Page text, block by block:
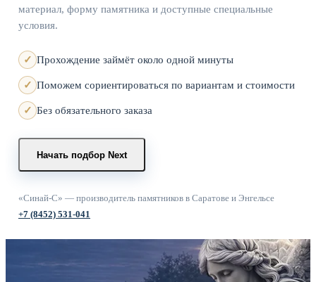
материал, форму памятника и доступные специальные
условия.
Прохождение займёт около одной минуты
Поможем сориентироваться по вариантам и стоимости
Без обязательного заказа
Начать подбор Next
«Синай-С» — производитель памятников в Саратове и Энгельсе
+7 (8452) 531-041